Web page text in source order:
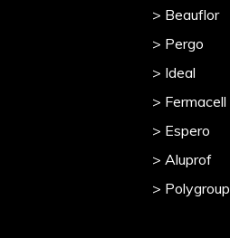
> Beauflor
> Pergo
> Ideal
> Fermacell
> Espero
> Aluprof
> Polygroup